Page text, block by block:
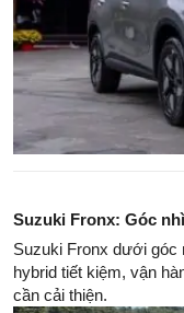
Suzuki Fronx: Góc
Suzuki Fronx dưới góc
hybrid tiết kiệm, vận
cần cải thiện.